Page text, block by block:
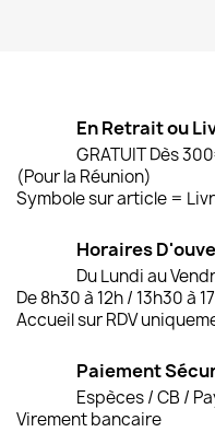
En Retrait ou
GRATUIT Dès
(Pour la Réunion)
Symbole sur article =
Horaires
Du Lundi au
De 8h30 à 12h / 13h30 à
Accueil sur RDV
Paiement
Espèces / CB /
Virement bancaire